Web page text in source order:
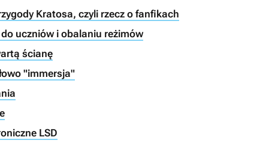
Kratosa, czyli rzecz o fanfikach
uczniów i obalaniu reżimów
ścianę
"immersja"
LSD